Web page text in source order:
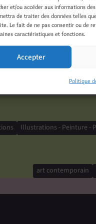
et/ou accéder aux informations
de traiter des données telles
Le fait de ne pas consentir ou de
caractéristiques et fonctions.
Accepter
Politique
d’art contemporain
Baule Retrouvez-y
Illustrations - Peinture -
art contemporain